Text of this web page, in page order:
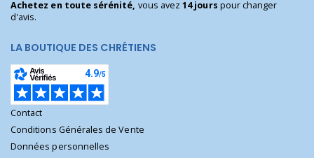
Achetez en toute sérénité, vous avez14 jours pour changer
d'avis.
LA BOUTIQUE DES CHRÉTIENS
Contact
Conditions Générales de Vente
Données personnelles